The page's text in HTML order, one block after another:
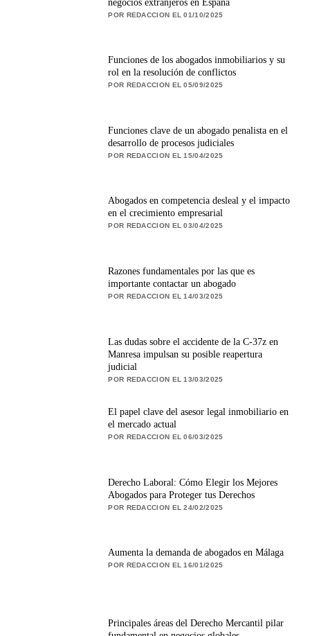
negocios extranjeros en España
POR REDACCION EL 01/10/2025
Funciones de los abogados inmobiliarios y su
rol en la resolución de conflictos
POR REDACCION EL 05/09/2025
Funciones clave de un abogado penalista en el
desarrollo de procesos judiciales
POR REDACCION EL 15/04/2025
Abogados en competencia desleal y el impacto
en el crecimiento empresarial
POR REDACCION EL 03/04/2025
Razones fundamentales por las que es
importante contactar un abogado
POR REDACCION EL 14/03/2025
Las dudas sobre el accidente de la C-37z en
Manresa impulsan su posible reapertura
judicial
POR REDACCION EL 13/03/2025
El papel clave del asesor legal inmobiliario en
el mercado actual
POR REDACCION EL 06/03/2025
Derecho Laboral: Cómo Elegir los Mejores
Abogados para Proteger tus Derechos
POR REDACCION EL 24/02/2025
Aumenta la demanda de abogados en Málaga
POR REDACCION EL 16/01/2025
Principales áreas del Derecho Mercantil pilar